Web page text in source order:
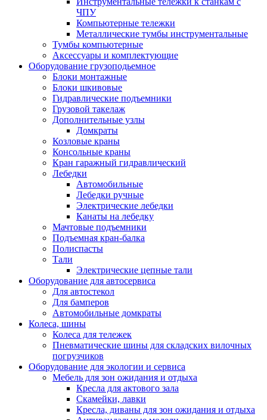
ЧПУ
Компьютерные тележки
Металлические тумбы инструментальные
Тумбы компьютерные
Аксессуары и комплектующие
Оборудование грузоподьемное
Блоки монтажные
Блоки шкивовые
Гидравлические подъемники
Грузовой такелаж
Дополнительные узлы
Домкраты
Козловые краны
Консольные краны
Кран гаражный гидравлический
Лебедки
Автомобильные
Лебедки ручные
Электрические лебедки
Канаты на лебедку
Мачтовые подъемники
Подъемная кран-балка
Полиспасты
Тали
Электрические цепные тали
Оборудование для автосервиса
Для автостекол
Для бамперов
Автомобильные домкраты
Колеса, шины
Колеса для тележек
Пневматические шины для складских вилочных
погрузчиков
Оборудование для экологии и сервиса
Мебель для зон ожидания и отдыха
Кресла для актового зала
Скамейки, лавки
Кресла, диваны для зон ожидания и отдыха